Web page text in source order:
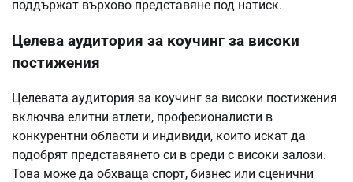
поддържат върхово представяне под натиск.
Целева аудитория за коучинг за високи
постижения
Целевата аудитория за коучинг за високи постижения
включва елитни атлети, професионалисти в
конкурентни области и индивиди, които искат да
подобрят представянето си в среди с високи залози.
Това може да обхваща спорт, бизнес или сценични